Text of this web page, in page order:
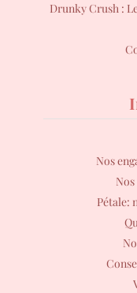
Drunky Crush :
Nos
Pétale: